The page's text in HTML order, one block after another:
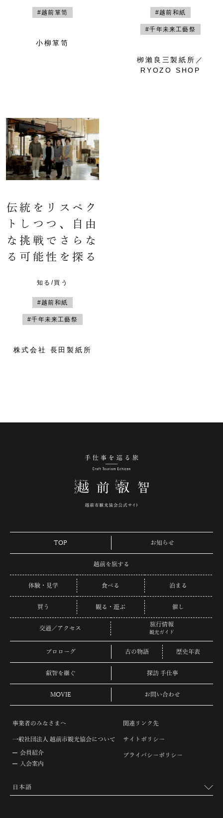
#越前箪笥
小柳箪笥
#越前和紙
#千年未来工藝祭
栁瀨良三製紙所／
RYOZO SHOP
伝統をリスペク
トしつつ、自由
な挑戦でさらな
る可能性を探る
知る/買う
#越前和紙
#千年未来工藝祭
株式会社 長田製紙所
TOP お知らせ
越前を旅する
体験・見学 食べる 泊まる
買う 観る・遊ぶ 催し
交通／アクセス
旅行情報
観光ガイド
プロローグ 古の物語 歴史年表
叡智を継ぐ 探訪 手仕事
MOVIE お問い合わせ
事業者のみなさまへ
一般社団法人 越前市観光協会について
会員紹介
入会案内
関連リンク先
サイトポリシー
プライバシーポリシー